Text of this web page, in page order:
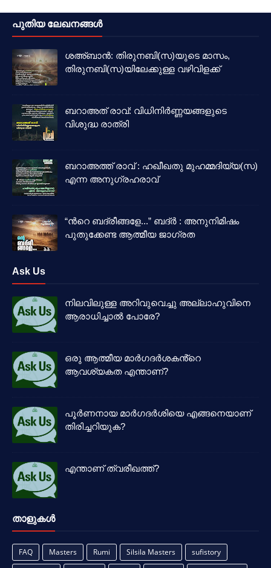
പുതിയ ലേഖനങ്ങൾ
ശഅ്ബാൻ: തിരുനബി(സ)യുടെ മാസം,
തിരുനബി(സ)യിലേക്കുള്ള വഴിവിളക്ക്
ബറാഅത് രാവ്: വിധിനിർണ്ണയങ്ങളുടെ
വിശുദ്ധ രാത്രി
ബറാഅത്ത് രാവ് : ഹഖീഖതു മുഹമ്മദിയ്യ(സ)
എന്ന അനുഗ്രഹരാവ്
“ൻറെ ബദ്‌രീങ്ങളേ...” ബദ്‌ർ : അനുനിമിഷം
പുതുക്കേണ്ട ആത്മീയ ജാഗ്രത
Ask Us
നിലവിലുള്ള അറിവുവെച്ചു അല്ലാഹുവിനെ
ആരാധിച്ചാൽ പോരേ?
ഒരു ആത്മീയ മാർഗദർശകൻ്റെ
ആവശ്യകത എന്താണ്?
പൂർണനായ മാർഗദർശിയെ എങ്ങനെയാണ്
തിരിച്ചറിയുക?
എന്താണ് ത്വരീഖത്ത്?
താളുകള്‍
FAQ Masters Rumi Silsila Masters
sufistory